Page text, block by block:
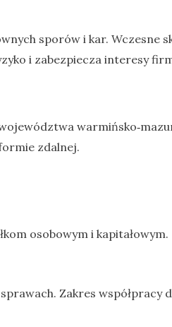
sporów i kar. Wczesne
i zabezpiecza interesy
zdalnej.
osobowym i kapitałowym.
Zakres współpracy